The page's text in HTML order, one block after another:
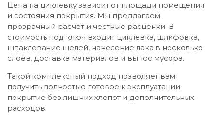
Цена на циклевку зависит от площади помещения
и состояния покрытия. Мы предлагаем
прозрачный расчёт и честные расценки. В
стоимость под ключ входит циклевка, шлифовка,
шпаклевание щелей, нанесение лака в несколько
слоёв, доставка материалов и вынос мусора.
Такой комплексный подход позволяет вам
получить полностью готовое к эксплуатации
покрытие без лишних хлопот и дополнительных
расходов.